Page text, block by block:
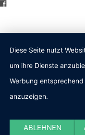
Diese Seite nutzt
um ihre Dienste
Werbung
anzuzeigen.
ABLEHNEN